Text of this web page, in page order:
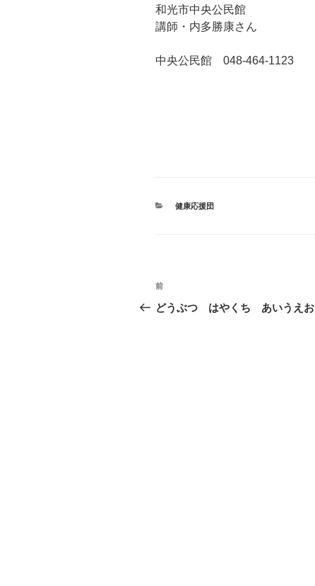
和光市中央公民館
講師・内多勝康さん
中央公民館 048-464-1123
カ
健康応援団
投
稿
前
の
前
どうぶつ はやくち あいうえお